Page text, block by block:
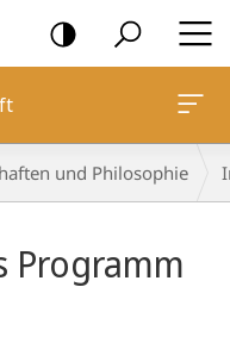
und Philosophie
Programm